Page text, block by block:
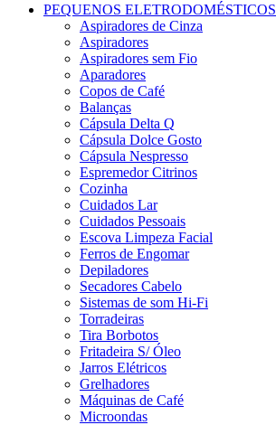
PEQUENOS ELETRODOMÉSTICOS
Aspiradores de Cinza
Aspiradores
Aspiradores sem Fio
Aparadores
Copos de Café
Balanças
Cápsula Delta Q
Cápsula Dolce Gosto
Cápsula Nespresso
Espremedor Citrinos
Cozinha
Cuidados Lar
Cuidados Pessoais
Escova Limpeza Facial
Ferros de Engomar
Depiladores
Secadores Cabelo
Sistemas de som Hi-Fi
Torradeiras
Tira Borbotos
Fritadeira S/ Óleo
Jarros Elétricos
Grelhadores
Máquinas de Café
Microondas